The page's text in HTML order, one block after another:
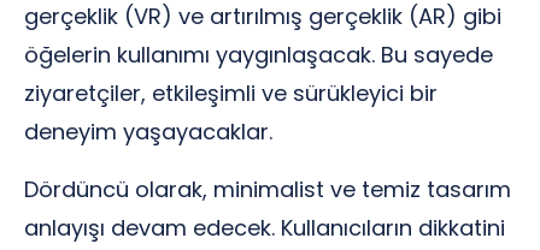
gerçeklik (VR) ve artırılmış gerçeklik (AR) gibi
öğelerin kullanımı yaygınlaşacak. Bu sayede
ziyaretçiler, etkileşimli ve sürükleyici bir
deneyim yaşayacaklar.
Dördüncü olarak, minimalist ve temiz tasarım
anlayışı devam edecek. Kullanıcıların dikkatini